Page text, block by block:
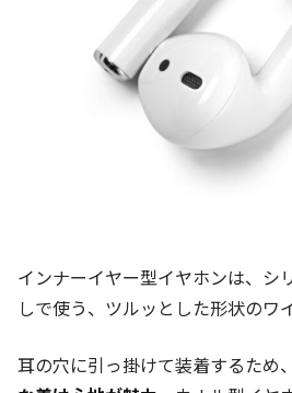
インナーイヤー型イヤホンは、シ
しで使う、ツルッとした形状のワ
耳の穴に引っ掛けて装着するため、